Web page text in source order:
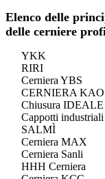
Elenco delle
delle cerniere
YKK
RIRI
Cerniera YBS
CERNIERA
Chiusura IDEALE
Cappotti industriali
SALMÌ
Cerniera MAX
Cerniera Sanli
HHH Cerniera